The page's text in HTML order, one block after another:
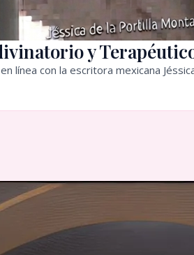
y
línea con la escritora mexicana